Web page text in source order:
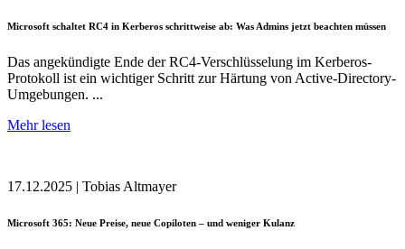
Microsoft schaltet RC4 in Kerberos schrittweise ab: Was Admins jetzt beachten müssen
Das angekündigte Ende der RC4-Verschlüsselung im Kerberos-
Protokoll ist ein wichtiger Schritt zur Härtung von Active-Directory-
Umgebungen. ...
Mehr lesen
17.12.2025 | Tobias Altmayer
Microsoft 365: Neue Preise, neue Copiloten – und weniger Kulanz